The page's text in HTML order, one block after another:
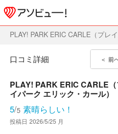
PLAY! PARK ERIC CARLE（プレ
前
口コミ詳細
PLAY! PARK ERIC CARLE（
イパーク エリック・カール）
5/5 素晴らしい！
投稿日 2026/5/25 月